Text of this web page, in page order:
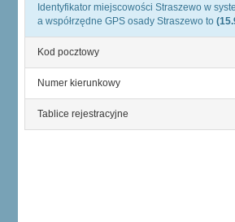
Identyfikator miejscowości Straszewo w
a współrzędne GPS osady Straszewo to
Kod pocztowy
Numer kierunkowy
Tablice rejestracyjne